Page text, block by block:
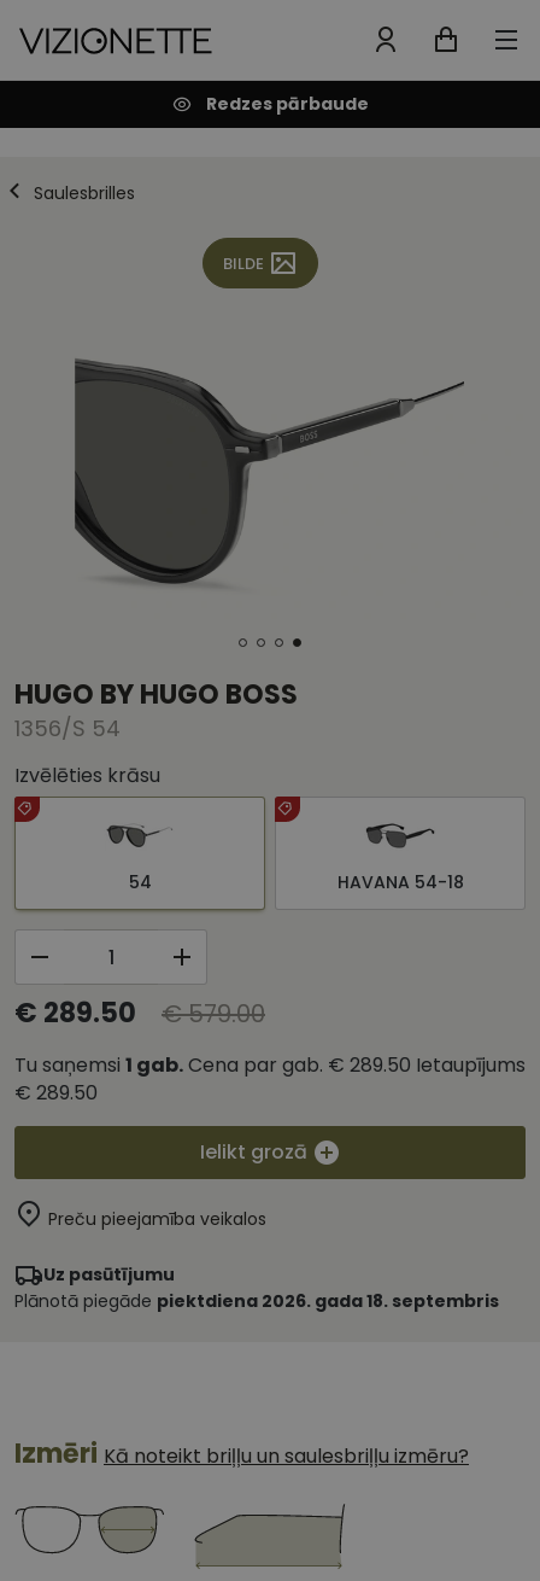
Redzes pārbaude
Saulesbrilles
BILDE
HUGO BY HUGO BOSS
1356/S 54
Izvēlēties krāsu
54 HAVANA 54-18
€ 289.50 € 579.00
Tu saņemsi 1 gab.Cena par gab. € 289.50 Ietaupījums
€ 289.50
Ielikt grozā
Preču pieejamība veikalos
Uz pasūtījumu
Plānotā piegāde piektdiena 2026. gada 18. septembris
Izmēri Kā noteikt briļļu un saulesbriļļu izmēru?